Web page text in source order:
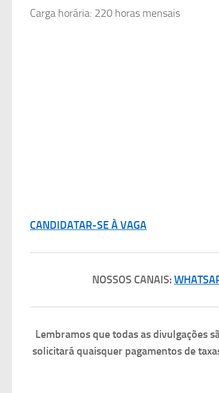
Carga horária: 220 horas mensais
CANDIDATAR-SE À VAGA
NOSSOS CANAIS:
Lembramos que todas as divulgações
solicitará quaisquer pagamentos de